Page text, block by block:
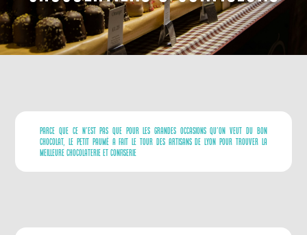
Parce Que Ce N'est Pas Que Pour Les Grandes Occasions Qu'on Veut Du Bon
Chocolat, Le Petit Paumé A Fait Le Tour Des Artisans De Lyon Pour Trouver La
Meilleure Chocolaterie Et Confiserie